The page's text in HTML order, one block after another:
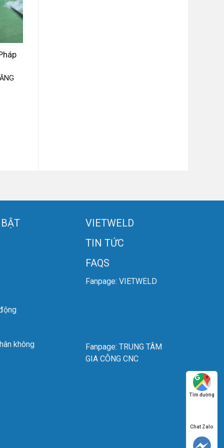
không
VIETWELD
TIN TỨC
FAQS
Fanpage: VIETWELD
Fanpage: TRUNG TÂM
GIA CÔNG CNC
Tìm đường
Chat Zalo